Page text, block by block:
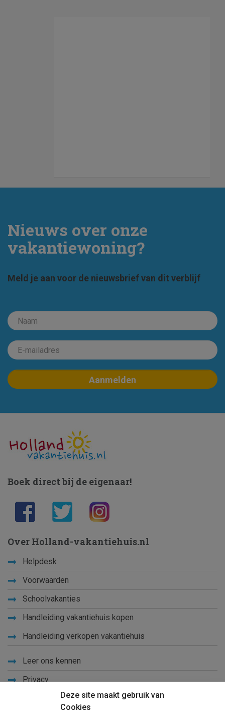
Nieuws over onze
vakantiewoning?
Meld je aan voor de nieuwsbrief van dit verblijf
Deze site maakt gebruik van
Cookies
Boek direct bij de eigenaar!
Over Holland-vakantiehuis.nl
Helpdesk
Voorwaarden
Schoolvakanties
Handleiding vakantiehuis kopen
Handleiding verkopen vakantiehuis
Leer ons kennen
Privacy